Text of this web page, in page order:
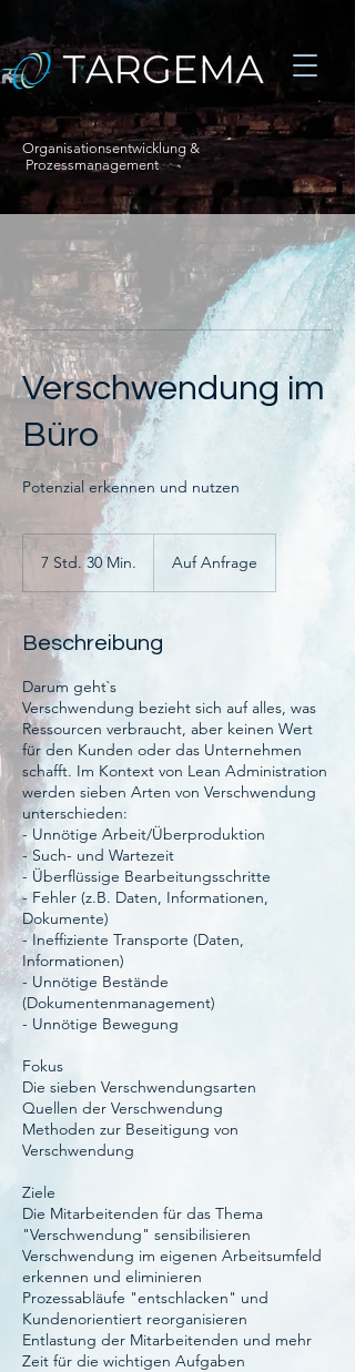
Organisationsentwicklung &
Prozessmanagement
Verschwendung im
Büro
Potenzial erkennen und nutzen
7 Std. 30 Min.
.
M
i
n
.
Auf Anfrage
Beschreibung
Darum geht`s
Verschwendung bezieht sich auf alles, was
Ressourcen verbraucht, aber keinen Wert
für den Kunden oder das Unternehmen
schafft. Im Kontext von Lean Administration
werden sieben Arten von Verschwendung
unterschieden:
- Unnötige Arbeit/Überproduktion
- Such- und Wartezeit
- Überflüssige Bearbeitungsschritte
- Fehler (z.B. Daten, Informationen,
Dokumente)
- Ineffiziente Transporte (Daten,
Informationen)
- Unnötige Bestände
(Dokumentenmanagement)
- Unnötige Bewegung
Fokus
Die sieben Verschwendungsarten
Quellen der Verschwendung
Methoden zur Beseitigung von
Verschwendung
​Ziele
Die Mitarbeitenden für das Thema
"Verschwendung" sensibilisieren
Verschwendung im eigenen Arbeitsumfeld
erkennen und eliminieren
Prozessabläufe "entschlacken" und
Kundenorientiert reorganisieren
Entlastung der Mitarbeitenden und mehr
Zeit für die wichtigen Aufgaben